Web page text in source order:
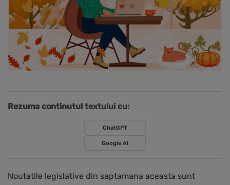
Rezuma continutul textului cu:
ChatGPT
Google AI
Noutatile legislative din saptamana aceasta sunt